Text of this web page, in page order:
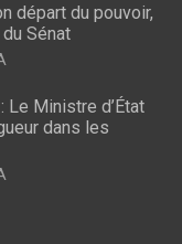
départ du pouvoir,
Sénat
Ministre d’État
dans les